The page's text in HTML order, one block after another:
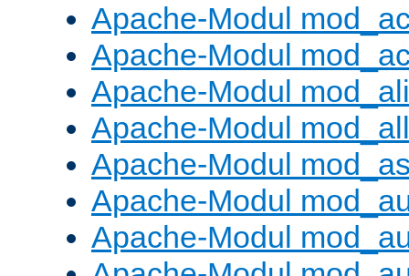
Apache-Modul
Apache-Modul
Apache-Modul
Apache-Modul
Apache-Modul
Apache-Modul
Apache-Modul